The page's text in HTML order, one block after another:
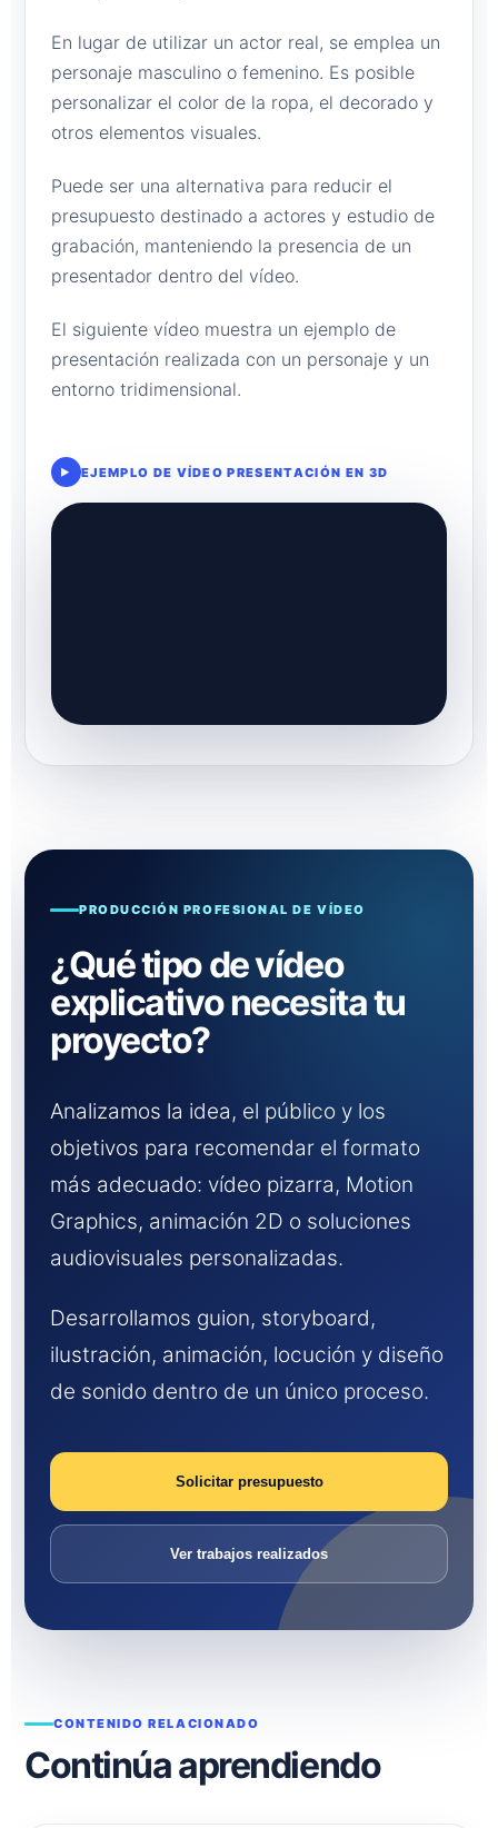
En lugar de utilizar un actor real, se emplea un
personaje masculino o femenino. Es posible
personalizar el color de la ropa, el decorado y
otros elementos visuales.
Puede ser una alternativa para reducir el
presupuesto destinado a actores y estudio de
grabación, manteniendo la presencia de un
presentador dentro del vídeo.
El siguiente vídeo muestra un ejemplo de
presentación realizada con un personaje y un
entorno tridimensional.
EJEMPLO DE VÍDEO PRESENTACIÓN EN 3D
PRODUCCIÓN PROFESIONAL DE VÍDEO
¿Qué tipo de vídeo
explicativo necesita tu
proyecto?
Analizamos la idea, el público y los
objetivos para recomendar el formato
más adecuado: vídeo pizarra, Motion
Graphics, animación 2D o soluciones
audiovisuales personalizadas.
Desarrollamos guion, storyboard,
ilustración, animación, locución y diseño
de sonido dentro de un único proceso.
Solicitar presupuesto
Ver trabajos realizados
CONTENIDO RELACIONADO
Continúa aprendiendo